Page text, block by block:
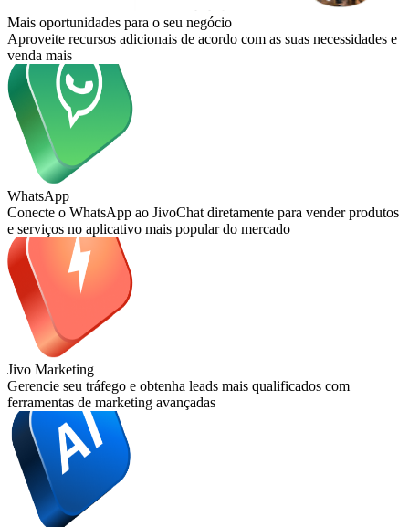
Mais oportunidades para o seu negócio
Aproveite recursos adicionais de acordo com as suas necessidades e
venda mais
WhatsApp
Conecte o WhatsApp ao JivoChat diretamente para vender produtos
e serviços no aplicativo mais popular do mercado
Jivo Marketing
Gerencie seu tráfego e obtenha leads mais qualificados com
ferramentas de marketing avançadas